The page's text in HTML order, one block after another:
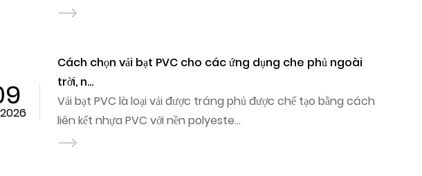
25
06.2026
Vải bơm hơi PVC: Hướng dẫn về độ bền, hàn và độ kín khí
Vải bơm hơi PVC là xương sống dệt được thiết kế của các cấu
trúc bơm hơi hiện đại - kết hợp vải nền pol...